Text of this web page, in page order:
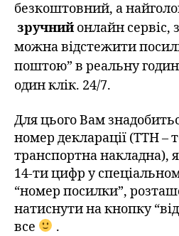
безкоштовний, а
зручнийонлайн сервіс,
можна відстежити
поштою” в реальну
один клік. 24/7.
Для цього Вам
номер декларації (ТТН –
транспортна накладна),
14-ти цифр у
“номер посилки”,
натиснути на кнопку
все
.